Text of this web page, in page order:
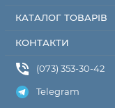
КАТАЛОГ ТОВАРІВ
КОНТАКТИ
(073) 353-30-42
Telegram